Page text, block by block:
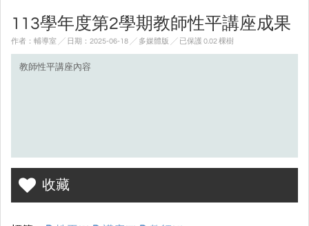
113學年度第2學期教師性平講座成果
作者：輔導室 ╱ 日期：2025-06-18 ╱ 多媒體版 ╱ 已保護 0.02 棵樹
教師性平講座內容
收藏